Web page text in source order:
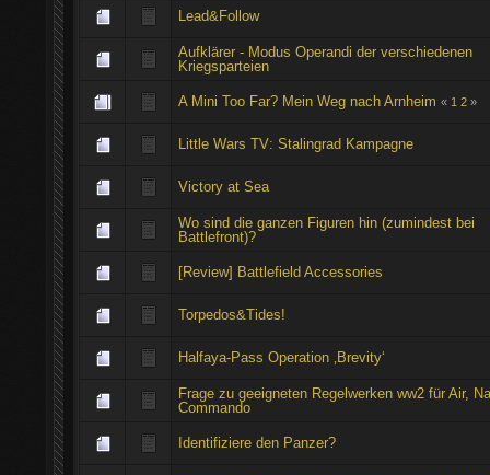
Lead&Follow
Aufklärer - Modus Operandi der verschiedenen
Kriegsparteien
A Mini Too Far? Mein Weg nach Arnheim « 1 2 »
Little Wars TV: Stalingrad Kampagne
Victory at Sea
Wo sind die ganzen Figuren hin (zumindest bei
Battlefront)?
[Review] Battlefield Accessories
Torpedos&Tides!
Halfaya-Pass Operation ‚Brevity‘
Frage zu geeigneten Regelwerken ww2 für Air,
Commando
Identifiziere den Panzer?